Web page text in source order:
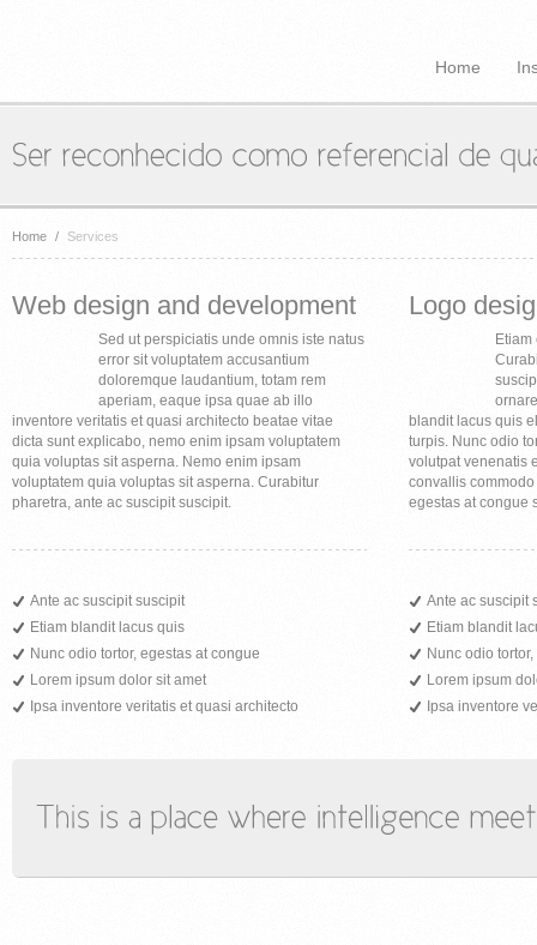
Home
Home / Services
Web design and development
Sed ut perspiciatis unde omnis iste natus
error sit voluptatem accusantium
doloremque laudantium, totam rem
aperiam, eaque ipsa quae ab illo
inventore veritatis et quasi architecto beatae vitae
dicta sunt explicabo, nemo enim ipsam voluptatem
quia voluptas sit asperna. Nemo enim ipsam
voluptatem quia voluptas sit asperna. Curabitur
pharetra, ante ac suscipit suscipit.
Ante ac suscipit suscipit
Etiam blandit lacus quis
Nunc odio tortor, egestas at congue
Lorem ipsum dolor sit amet
Ipsa inventore veritatis et quasi architecto
Logo
blandit lacus quis
turpis. Nunc odio
volutpat venenatis
convallis
egestas at congue
Ante ac suscipit
Etiam blandit
Nunc odio
Lorem ipsum
Ipsa inventore